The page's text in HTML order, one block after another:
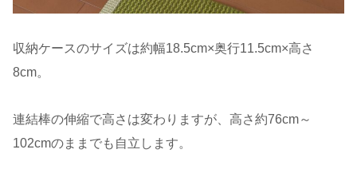
収納ケースのサイズは約幅18.5cm×奥行11.5cm×高さ
8cm。
連結棒の伸縮で高さは変わりますが、高さ約76cm～
102cmのままでも自立します。